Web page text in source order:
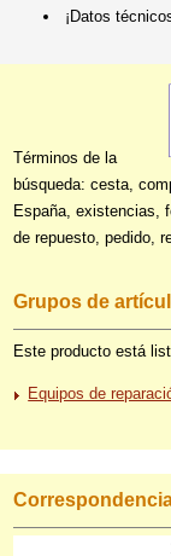
¡Datos
Términos de la
búsqueda: cesta,
España, existencias,
de repuesto, pedido,
Grupos de
Este producto está
Equipos de